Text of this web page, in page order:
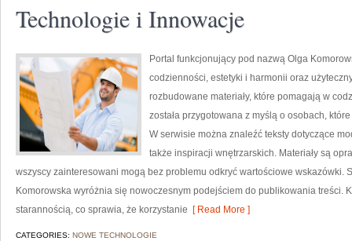
Technologie i Innowacje
Portal funkcjonujący pod nazwą Olga
codzienności, estetyki i harmonii oraz
rozbudowane materiały, które pomagają w
została przygotowana z myślą o osobach,
W serwisie można znaleźć teksty dotyczące
także inspiracji wnętrzarskich. Materiały są
wszyscy zainteresowani mogą bez problemu odkryć wartościowe wskazówki.
Komorowska wyróżnia się nowoczesnym podejściem do publikowania treści.
starannością, co sprawia, że korzystanie [ Read More ]
CATEGORIES: NOWE TECHNOLOGIE